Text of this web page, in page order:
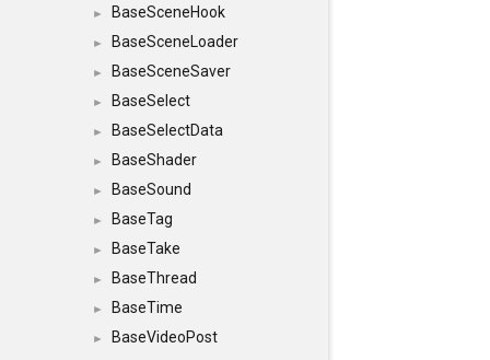
► BaseSceneHook
► BaseSceneLoader
► BaseSceneSaver
► BaseSelect
► BaseSelectData
► BaseShader
► BaseSound
► BaseTag
► BaseTake
► BaseThread
► BaseTime
►
BaseVideoPost